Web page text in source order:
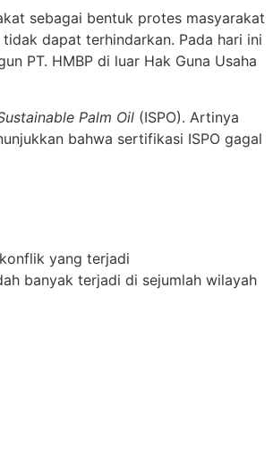
sebagai bentuk protes masyarakat
dapat terhindarkan. Pada hari ini
PT. HMBP di luar Hak Guna Usaha
Palm Oil (ISPO). Artinya
bahwa sertifikasi ISPO gagal
yang terjadi
banyak terjadi di sejumlah wilayah